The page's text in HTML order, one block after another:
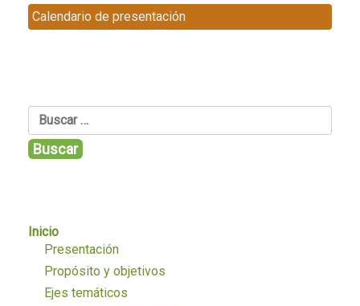
Calendario de presentación
Buscar:
Inicio
Presentación
Propósito y objetivos
Ejes temáticos